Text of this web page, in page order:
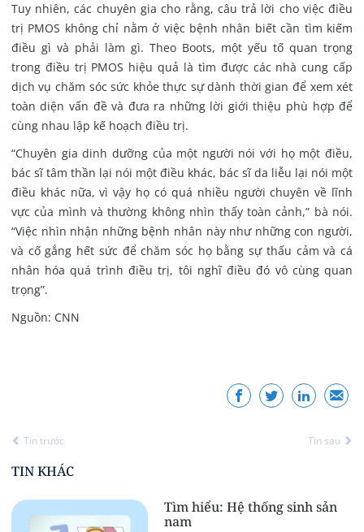
Tuy nhiên, các chuyên gia cho rằng, câu trả lời cho việc điều
trị PMOS không chỉ nằm ở việc bệnh nhân biết cần tìm kiếm
điều gì và phải làm gì. Theo Boots, một yếu tố quan trọng
trong điều trị PMOS hiệu quả là tìm được các nhà cung cấp
dịch vụ chăm sóc sức khỏe thực sự dành thời gian để xem xét
toàn diện vấn đề và đưa ra những lời giới thiệu phù hợp để
cùng nhau lập kế hoạch điều trị.
“Chuyên gia dinh dưỡng của một người nói với họ một điều,
bác sĩ tâm thần lại nói một điều khác, bác sĩ da liễu lại nói một
điều khác nữa, vì vậy họ có quá nhiều người chuyên về lĩnh
vực của mình và thường không nhìn thấy toàn cảnh,” bà nói.
“Việc nhìn nhận những bệnh nhân này như những con người,
và cố gắng hết sức để chăm sóc họ bằng sự thấu cảm và cá
nhân hóa quá trình điều trị, tôi nghĩ điều đó vô cùng quan
trọng”.
Nguồn: CNN
Tin trước Tin sau
TIN KHÁC
Tìm hiểu: Hệ thống sinh sản
nam